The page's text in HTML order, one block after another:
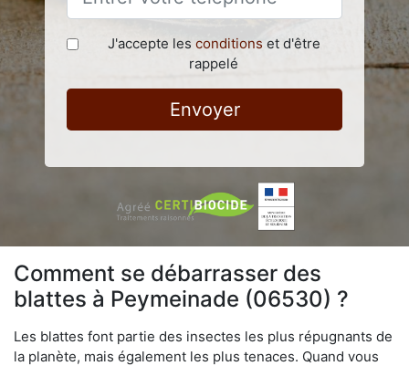
J'accepte les conditions et d'être
rappelé
Envoyer
Comment se débarrasser des
blattes à Peymeinade (06530) ?
Les blattes font partie des insectes les plus répugnants de
la planète, mais également les plus tenaces. Quand vous